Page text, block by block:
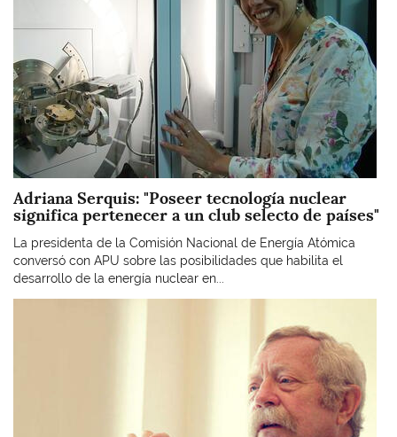
Adriana Serquis: "Poseer tecnología nuclear
significa pertenecer a un club selecto de países"
La presidenta de la Comisión Nacional de Energía Atómica
conversó con APU sobre las posibilidades que habilita el
desarrollo de la energía nuclear en...